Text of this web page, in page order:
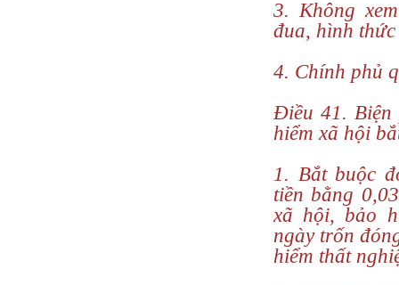
3. Không
đua, hình
4. Chính phủ
Điều 41. Biện
hiểm xã hội
1. Bắt buộc
tiền bằng
xã hội, bảo
ngày trốn
hiểm thất